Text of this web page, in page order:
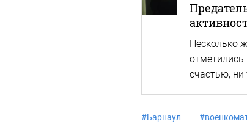
Несколько
отметились
счастью, ни
#Барнаул #